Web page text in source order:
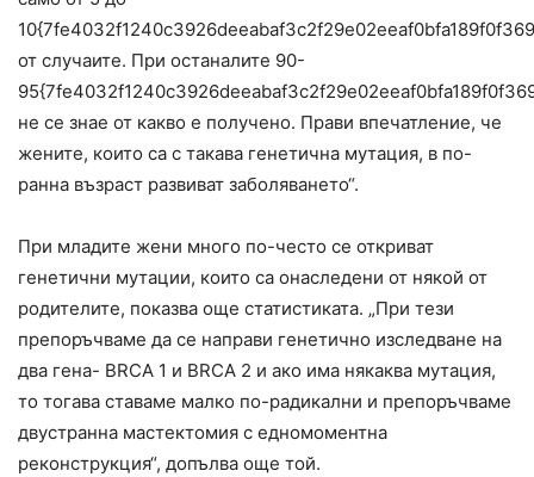
от случаите. При останалите 90-
не се знае от какво е получено. Прави впечатление, че
жените, които са с такава генетична мутация, в по-
ранна възраст развиват заболяването“.
При младите жени много по-често се откриват
генетични мутации, които са онаследени от някой от
родителите, показва още статистиката. „При тези
препоръчваме да се направи генетично изследване на
два гена- BRCA 1 и BRCA 2 и ако има някаква мутация,
то тогава ставаме малко по-радикални и препоръчваме
двустранна мастектомия с едномоментна
реконструкция“, допълва още той.